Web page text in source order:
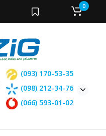
(093) 170-53-35
(098) 212-34-76
(066) 593-01-02
0